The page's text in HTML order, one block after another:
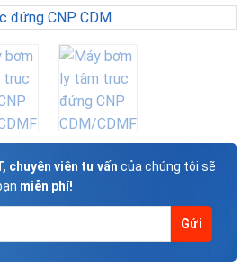
chuyên viên tư vấn của chúng tôi sẽ
miễn phí!